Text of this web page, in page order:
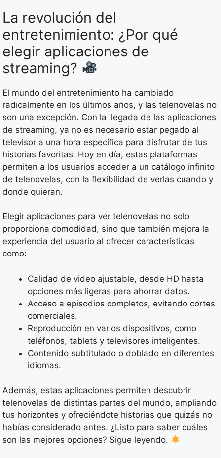
La revolución del
entretenimiento: ¿Por qué
elegir aplicaciones de
streaming?
El mundo del entretenimiento ha cambiado
radicalmente en los últimos años, y las telenovelas no
son una excepción. Con la llegada de las aplicaciones
de streaming, ya no es necesario estar pegado al
televisor a una hora específica para disfrutar de tus
historias favoritas. Hoy en día, estas plataformas
permiten a los usuarios acceder a un catálogo infinito
de telenovelas, con la flexibilidad de verlas cuando y
donde quieran.
Elegir aplicaciones para ver telenovelas no solo
proporciona comodidad, sino que también mejora la
experiencia del usuario al ofrecer características
como:
Calidad de video ajustable, desde HD hasta
opciones más ligeras para ahorrar datos.
Acceso a episodios completos, evitando cortes
comerciales.
Reproducción en varios dispositivos, como
teléfonos, tablets y televisores inteligentes.
Contenido subtitulado o doblado en diferentes
idiomas.
Además, estas aplicaciones permiten descubrir
telenovelas de distintas partes del mundo, ampliando
tus horizontes y ofreciéndote historias que quizás no
habías considerado antes. ¿Listo para saber cuáles
son las mejores opciones? Sigue leyendo.